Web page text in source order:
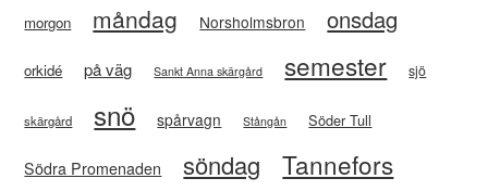
morgon måndag Norsholmsbron onsdag
orkidé på väg Sankt Anna skärgård semester sjö
skärgård snö spårvagn Stångån Söder Tull
Södra Promenaden söndag Tannefors